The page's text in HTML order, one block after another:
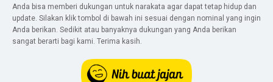
Anda bisa memberi dukungan untuk narakata agar dapat tetap hidup dan
update. Silakan klik tombol di bawah ini sesuai dengan nominal yang ingin
Anda berikan. Sedikit atau banyaknya dukungan yang Anda berikan
sangat berarti bagi kami. Terima kasih.